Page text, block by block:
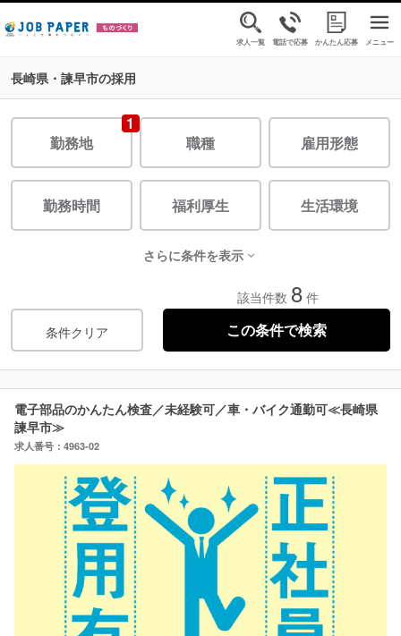
求人一覧 電話で応募 かんたん応募 メニュー
長崎県・諫早市の採用
1
勤務地
職種 雇用形態
勤務時間 福利厚生 生活環境
さらに条件を表示
条件クリア
該当件数 8 件
電子部品のかんたん検査／未経験可／車・バイク通勤可≪長崎県
諫早市≫
求人番号：4963-02